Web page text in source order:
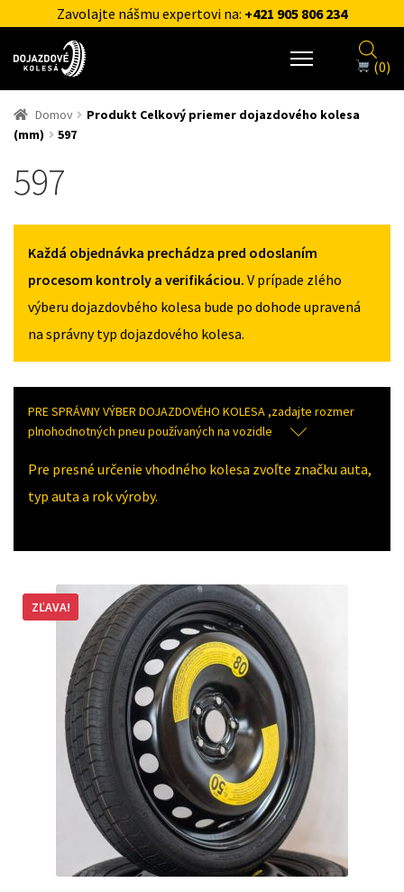
Zavolajte nášmu expertovi na: +421 905 806 234
(0)
Domov
Produkt Celkový priemer dojazdového kolesa
(mm)
597
597
Každá objednávka prechádza pred odoslaním
procesom kontroly a verifikáciou. V prípade zlého
výberu dojazdovbého kolesa bude po dohode upravená
na správny typ dojazdového kolesa.
PRE SPRÁVNY VÝBER DOJAZDOVÉHO KOLESA ,zadajte rozmer
plnohodnotných pneu používaných na vozidle
Pre presné určenie vhodného kolesa zvoľte značku auta,
typ auta a rok výroby.
ZĽAVA!